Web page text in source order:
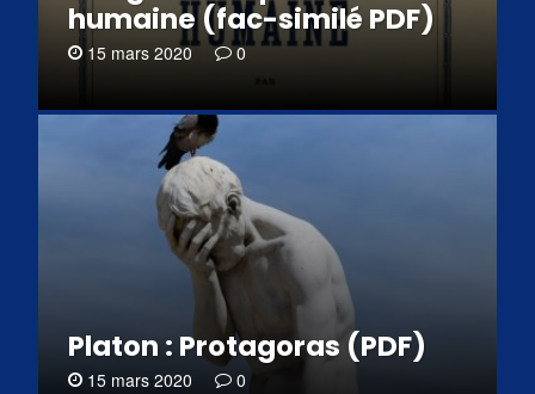
humaine (fac-similé PDF)
15 mars 2020 0
Platon : Protagoras (PDF)
15 mars 2020 0